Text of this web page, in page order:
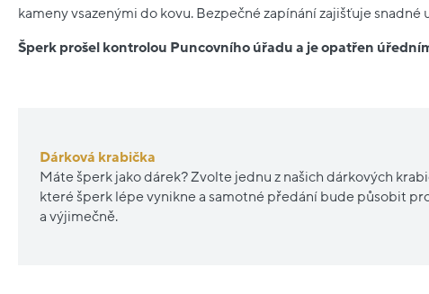
kameny vsazenými do kovu. Bezpečné zapínání zajišťuje snadné
Šperk prošel kontrolou Puncovního úřadu a je opatřen
Dárková krabička
Máte šperk jako dárek? Zvolte jednu z našich dárkových
které šperk lépe vynikne a samotné předání bude působit
a výjimečně.